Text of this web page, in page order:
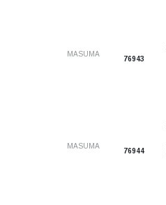
MASUMA
76943
MASUMA
76944